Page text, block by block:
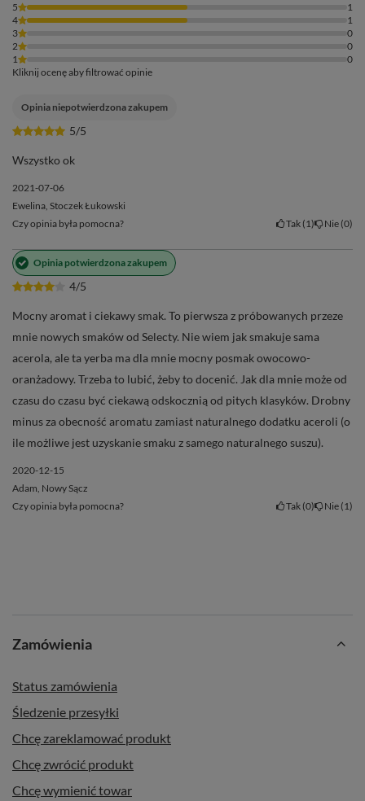
5
1
4
1
3
0
2
0
1
0
Kliknij ocenę aby filtrować opinie
5/5
Opinia niepotwierdzona zakupem
Wszystko ok
2021-07-06
Ewelina, Stoczek Łukowski
Czy opinia była pomocna?
Tak 1 Nie 0
4/5
Opinia potwierdzona zakupem
Mocny aromat i ciekawy smak. To pierwsza z próbowanych przeze
mnie nowych smaków od Selecty. Nie wiem jak smakuje sama
acerola, ale ta yerba ma dla mnie mocny posmak owocowo-
oranżadowy. Trzeba to lubić, żeby to docenić. Jak dla mnie może od
czasu do czasu być ciekawą odskocznią od pitych klasyków. Drobny
minus za obecność aromatu zamiast naturalnego dodatku aceroli (o
ile możliwe jest uzyskanie smaku z samego naturalnego suszu).
2020-12-15
Adam, Nowy Sącz
Czy opinia była pomocna?
Tak 0 Nie 1
Zamówienia
Status zamówienia
Śledzenie przesyłki
Chcę zareklamować produkt
Chcę zwrócić produkt
Chcę wymienić towar